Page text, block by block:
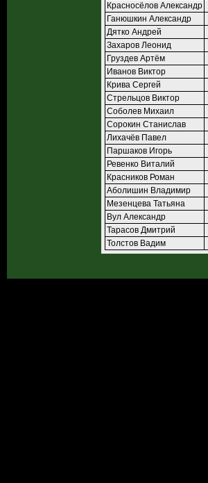
Красносёлов Александр
Ганюшкин Александр
Дятко Андрей
Захаров Леонид
Груздев Артём
Иванов Виктор
Крива Сергей
Стрельцов Виктор
Соболев Михаил
Сорокин Станислав
Лихачёв Павел
Паршаков Игорь
Ревенко Виталий
Красников Роман
Аболишин Владимир
Мезенцева Татьяна
Вул Александр
Тарасов Дмитрий
Толстов Вадим